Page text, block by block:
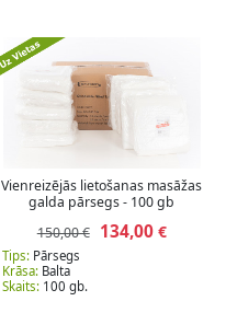
Vienreizējās lietošanas masāžas
galda pārsegs - 100 gb
150,00 €
134,00€
Tips: Pārsegs
Krāsa: Balta
Skaits: 100 gb.